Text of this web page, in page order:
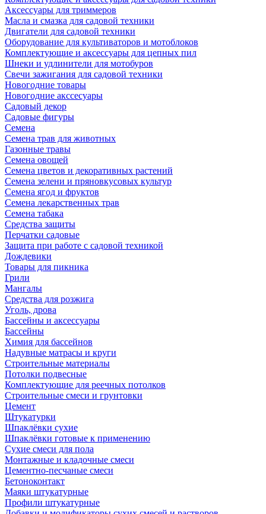
Аксессуары для триммеров
Масла и смазка для садовой техники
Двигатели для садовой техники
Оборудование для культиваторов и мотоблоков
Комплектующие и аксессуары для цепных пил
Шнеки и удлинители для мотобуров
Свечи зажигания для садовой техники
Новогодние товары
Новогодние акссесуары
Садовый декор
Садовые фигуры
Семена
Семена трав для животных
Газонные травы
Семена овощей
Семена цветов и декоративных растений
Семена зелени и пряновкусовых культур
Семена ягод и фруктов
Семена лекарственных трав
Семена табака
Средства защиты
Перчатки садовые
Защита при работе с садовой техникой
Дождевики
Товары для пикника
Грили
Мангалы
Средства для розжига
Уголь, дрова
Бассейны и аксессуары
Бассейны
Химия для бассейнов
Надувные матрасы и круги
Строительные материалы
Потолки подвесные
Комплектующие для реечных потолков
Строительные смеси и грунтовки
Цемент
Штукатурки
Шпаклёвки сухие
Шпаклёвки готовые к применению
Сухие смеси для пола
Монтажные и кладочные смеси
Цементно-песчаные смеси
Бетоноконтакт
Маяки штукатурные
Профили штукатурные